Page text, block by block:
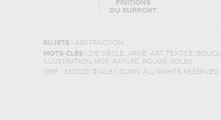
FINITIONS
DU SUPPORT
SUJETS : ABSTRACTION
MOTS-CLÉS : 21E SIÈCLE, ARME, ART TEXTILE,
ILLUSTRATION, MUR, RAYURE, ROUGE, SOLEIL
(REF : 333022) © ALEX DUNN. ALL RIGHTS